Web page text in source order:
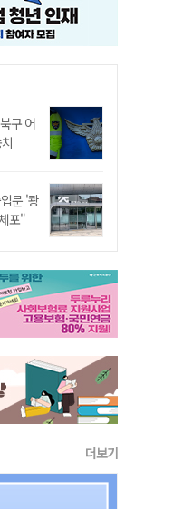
구 어
문 '쾅
포"
더보기